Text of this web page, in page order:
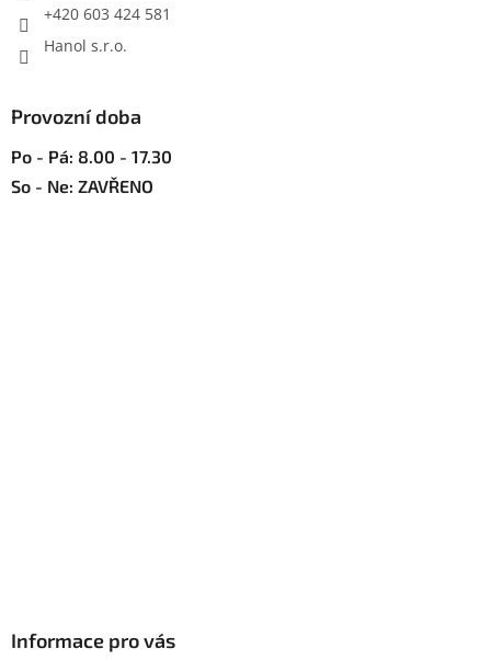
+420 603 424 581
Hanol s.r.o.
Provozní doba
Po - Pá: 8.00 - 17.30
So - Ne: ZAVŘENO
Informace pro vás